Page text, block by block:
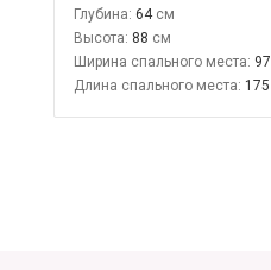
Глубина: 64
Высота: 88
Ширина спального места: 97
Длина спального места: 175